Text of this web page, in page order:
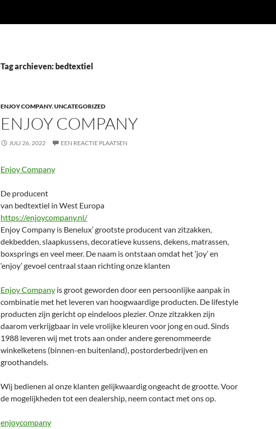
Tag archieven: bedtextiel
ENJOY COMPANY,UNCATEGORIZED
ENJOY COMPANY
JULI 26, 2022 EEN REACTIE PLAATSEN
Enjoy Company
De producent
van bedtextiel in West Europa
https://enjoycompany.nl/
Enjoy Company is Benelux’ grootste producent van zitzakken,
dekbedden, slaapkussens, decoratieve kussens, dekens, matrassen,
boxsprings en veel meer. De naam is ontstaan omdat het ‘joy’ en
‘enjoy’ gevoel centraal staan richting onze klanten
Enjoy Company is groot geworden door een persoonlijke aanpak in
combinatie met het leveren van hoogwaardige producten. De lifestyle
producten zijn gericht op eindeloos plezier. Onze zitzakken zijn
daarom verkrijgbaar in vele vrolijke kleuren voor jong en oud. Sinds
1988 leveren wij met trots aan onder andere gerenommeerde
winkelketens (binnen-en buitenland), postorderbedrijven en
groothandels.
Wij bedienen al onze klanten gelijkwaardig ongeacht de grootte. Voor
de mogelijkheden tot een dealership, neem contact met ons op.
enjoycompany